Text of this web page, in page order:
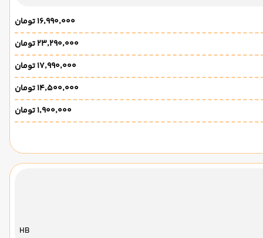
۱۶٬۹۹۰٬۰۰۰ تومان
۲۳٬۲۹۰٬۰۰۰ تومان
۱۷٬۹۹۰٬۰۰۰ تومان
۱۴٬۵۰۰٬۰۰۰ تومان
۱٬۹۰۰٬۰۰۰ تومان
HB